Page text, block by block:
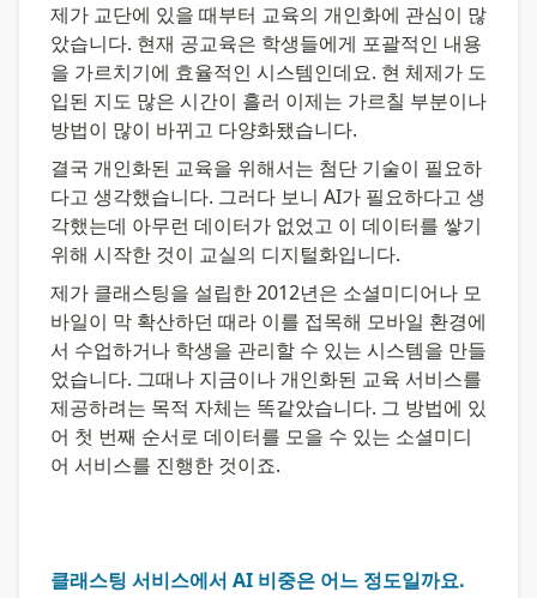
제가 교단에 있을 때부터 교육의 개인화에 관심이 많
았습니다. 현재 공교육은 학생들에게 포괄적인 내용
을 가르치기에 효율적인 시스템인데요. 현 체제가 도
입된 지도 많은 시간이 흘러 이제는 가르칠 부분이나
방법이 많이 바뀌고 다양화됐습니다.
결국 개인화된 교육을 위해서는 첨단 기술이 필요하
다고 생각했습니다. 그러다 보니 AI가 필요하다고 생
각했는데 아무런 데이터가 없었고 이 데이터를 쌓기
위해 시작한 것이 교실의 디지털화입니다.
제가 클래스팅을 설립한 2012년은 소셜미디어나 모
바일이 막 확산하던 때라 이를 접목해 모바일 환경에
서 수업하거나 학생을 관리할 수 있는 시스템을 만들
었습니다. 그때나 지금이나 개인화된 교육 서비스를
제공하려는 목적 자체는 똑같았습니다. 그 방법에 있
어 첫 번째 순서로 데이터를 모을 수 있는 소셜미디
어 서비스를 진행한 것이죠.
클래스팅 서비스에서 AI 비중은 어느 정도일까요.